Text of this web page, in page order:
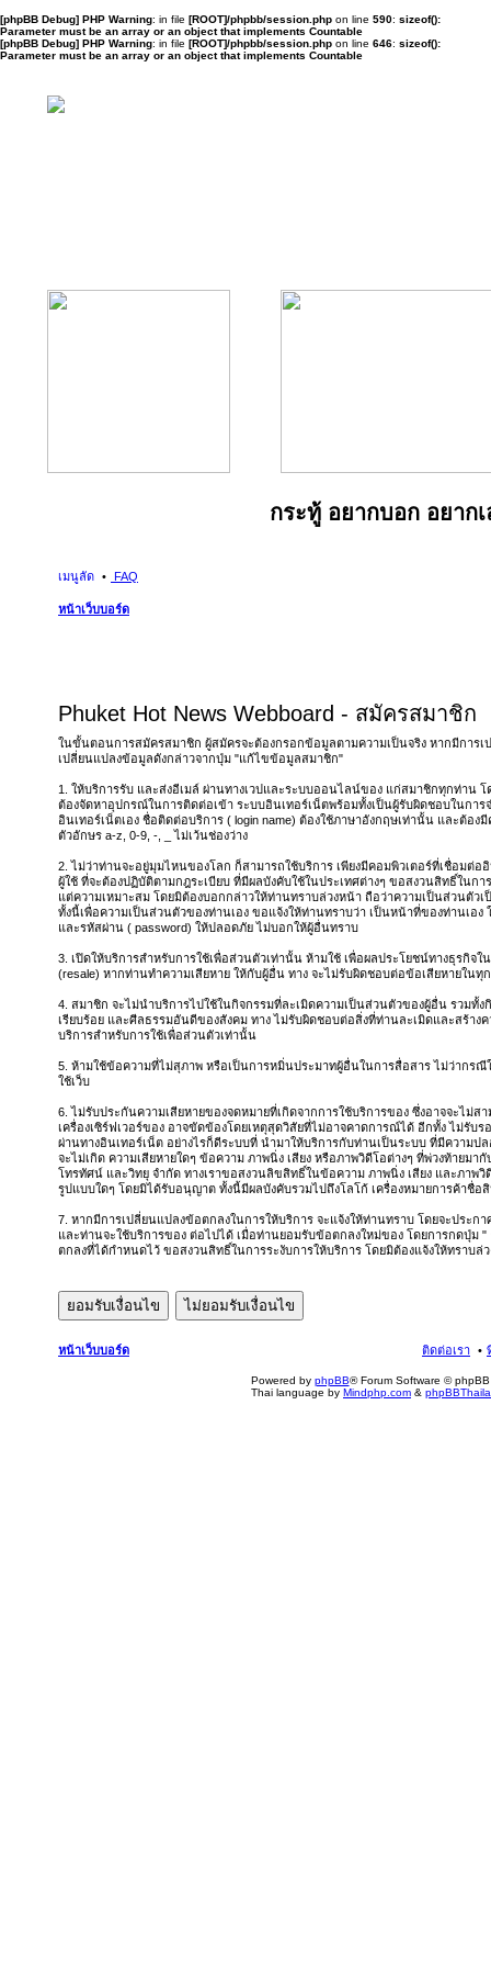
[phpBB Debug] PHP Warning: in file [ROOT]/phpbb/session.php on line 590: sizeof():
Parameter must be an array or an object that implements Countable
[phpBB Debug] PHP Warning: in file [ROOT]/phpbb/session.php on line 646: sizeof():
Parameter must be an array or an object that implements Countable
กระทู้ อยากบอก อยากเ
เมนูลัด FAQ
หน้าเว็บบอร์ด
Phuket Hot News Webboard - สมัครสมาชิก
ในขั้นตอนการสมัครสมาชิก ผู้สมัครจะต้องกรอกข้อมูลตามความเป็นจริง หากมีการ
เปลี่ยนแปลงข้อมูลดังกล่าวจากปุ่ม "แก้ไขข้อมูลสมาชิก"
1. ให้บริการรับ และส่งอีเมล์ ผ่านทางเวปและระบบออนไลน์ของ แก่สมาชิกทุกท่าน
ต้องจัดหาอุปกรณ์ในการติดต่อเข้า ระบบอินเทอร์เน็ตพร้อมทั้งเป็นผู้รับผิดชอบในการ
อินเทอร์เน็ตเอง ชื่อติดต่อบริการ ( login name) ต้องใช้ภาษาอังกฤษเท่านั้น และต้อง
ตัวอักษร a-z, 0-9, -, _ ไม่เว้นช่องว่าง
2. ไม่ว่าท่านจะอยู่มุมไหนของโลก ก็สามารถใช้บริการ เพียงมีคอมพิวเตอร์ที่เชื่อมต่
ผู้ใช้ ที่จะต้องปฏิบัติตามกฎระเบียบ ที่มีผลบังคับใช้ในประเทศต่างๆ ขอสงวนสิทธิ์ในกา
แต่ความเหมาะสม โดยมิต้องบอกกล่าวให้ท่านทราบล่วงหน้า ถือว่าความเป็นส่วนตัว
ทั้งนี้เพื่อความเป็นส่วนตัวของท่านเอง ขอแจ้งให้ท่านทราบว่า เป็นหน้าที่ของท่านเอง
และรหัสผ่าน ( password) ให้ปลอดภัย ไม่บอกให้ผู้อื่นทราบ
3. เปิดให้บริการสำหรับการใช้เพื่อส่วนตัวเท่านั้น ห้ามใช้ เพื่อผลประโยชน์ทางธุรกิจ
(resale) หากท่านทำความเสียหาย ให้กับผู้อื่น ทาง จะไม่รับผิดชอบต่อข้อเสียหายในทุ
4. สมาชิก จะไม่นำบริการไปใช้ในกิจกรรมที่ละเมิดความเป็นส่วนตัวของผู้อื่น รวมทั้
เรียบร้อย และศีลธรรมอันดีของสังคม ทาง ไม่รับผิดชอบต่อสิ่งที่ท่านละเมิดและสร้าง
บริการสำหรับการใช้เพื่อส่วนตัวเท่านั้น
5. ห้ามใช้ข้อความที่ไม่สุภาพ หรือเป็นการหมิ่นประมาทผู้อื่นในการสื่อสาร ไม่ว่ากร
ใช้เว็บ
6. ไม่รับประกันความเสียหายของจดหมายที่เกิดจากการใช้บริการของ ซึ่งอาจจะไม่ส
เครื่องเซิร์ฟเวอร์ของ อาจขัดข้องโดยเหตุสุดวิสัยที่ไม่อาจคาดการณ์ได้ อีกทั้ง ไม่รับ
ผ่านทางอินเทอร์เน็ต อย่างไรก็ดีระบบที่ นำมาให้บริการกับท่านเป็นระบบ ที่มีความป
จะไม่เกิด ความเสียหายใดๆ ข้อความ ภาพนิ่ง เสียง หรือภาพวิดีโอต่างๆ ที่พ่วงท้ายมา
โทรทัศน์ และวิทยุ จำกัด ทางเราขอสงวนลิขสิทธิ์ในข้อความ ภาพนิ่ง เสียง และภาพ
รูปแบบใดๆ โดยมิได้รับอนุญาต ทั้งนี้มีผลบังคับรวมไปถึงโลโก้ เครื่องหมายการค้าชื่อ
7. หากมีการเปลี่ยนแปลงข้อตกลงในการให้บริการ จะแจ้งให้ท่านทราบ โดยจะประ
และท่านจะใช้บริการของ ต่อไปได้ เมื่อท่านยอมรับข้อตกลงใหม่ของ โดยการกดปุ่ม
ตกลงที่ได้กำหนดไว้ ขอสงวนสิทธิ์ในการระงับการให้บริการ โดยมิต้องแจ้งให้ทราบล่
หน้าเว็บบอร์ด ติดต่อเรา
Powered by phpBB® Forum Software © phpBB
Thai language by Mindphp.com &